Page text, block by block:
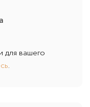
для вашего
.